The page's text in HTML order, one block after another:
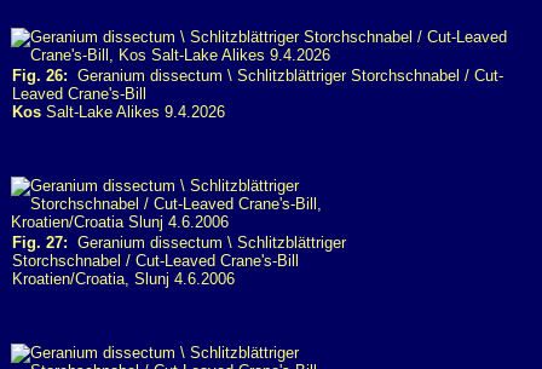
Fig. 26: Geranium dissectum \ Schlitzblättriger Storchschnabel / Cut-
Leaved Crane's-Bill
Kos Salt-Lake Alikes 9.4.2026
Fig. 27: Geranium dissectum \ Schlitzblättriger
Storchschnabel / Cut-Leaved Crane's-Bill
Kroatien/Croatia, Slunj 4.6.2006